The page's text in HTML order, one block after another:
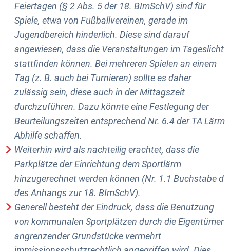
Feiertagen (§ 2 Abs. 5 der 18. BImSchV) sind für
Spiele, etwa von Fußballvereinen, gerade im
Jugendbereich hinderlich. Diese sind darauf
angewiesen, dass die Veranstaltungen im Tageslicht
stattfinden können. Bei mehreren Spielen an einem
Tag (z. B. auch bei Turnieren) sollte es daher
zulässig sein, diese auch in der Mittagszeit
durchzuführen. Dazu könnte eine Festlegung der
Beurteilungszeiten entsprechend Nr. 6.4 der TA Lärm
Abhilfe schaffen.
Weiterhin wird als nachteilig erachtet, dass die
Parkplätze der Einrichtung dem Sportlärm
hinzugerechnet werden können (Nr. 1.1 Buchstabe d
des Anhangs zur 18. BImSchV).
Generell besteht der Eindruck, dass die Benutzung
von kommunalen Sportplätzen durch die Eigentümer
angrenzender Grundstücke vermehrt